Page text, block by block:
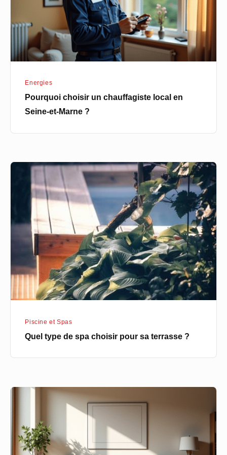
Seine-
et-
Marne
?
Energies
Pourquoi choisir un chauffagiste local en
Seine-et-Marne ?
choisir
terrasse
Piscine et Spas
Quel type de spa choisir pour sa terrasse ?
pour